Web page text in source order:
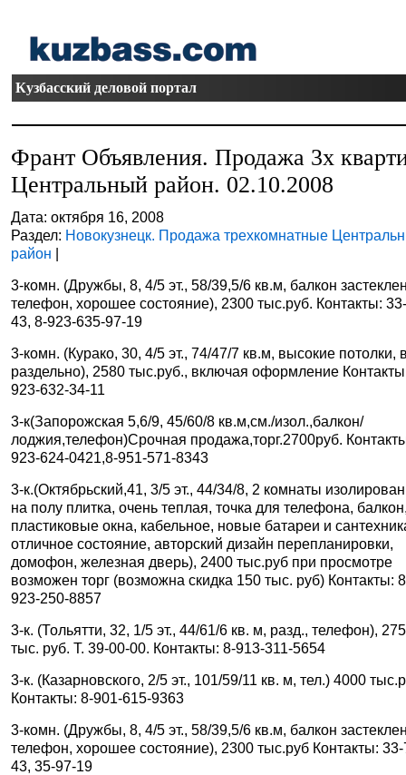
Кузбасский деловой портал
Франт Объявления. Продажа 3х
Центральный район. 02.10.2008
Дата: октября 16, 2008
Раздел: Новокузнецк. Продажа трехкомнатные
район |
3-комн. (Дружбы, 8, 4/5 эт., 58/39,5/6 кв.м, балкон
телефон, хорошее состояние), 2300 тыс.руб. Контакты:
43, 8-923-635-97-19
3-комн. (Курако, 30, 4/5 эт., 74/47/7 кв.м, высокие потолки,
раздельно), 2580 тыс.руб., включая оформление
923-632-34-11
3-к(Запорожская 5,6/9, 45/60/8 кв.м,см./изол.,балкон/
лоджия,телефон)Срочная продажа,торг.2700руб.
923-624-0421,8-951-571-8343
3-к.(Октябрьский,41, 3/5 эт., 44/34/8, 2 комнаты
на полу плитка, очень теплая, точка для телефона,
пластиковые окна, кабельное, новые батареи и
отличное состояние, авторский дизайн перепланировки,
домофон, железная дверь), 2400 тыс.руб при просмотре
возможен торг (возможна скидка 150 тыс. руб) Контакты:
923-250-8857
3-к. (Тольятти, 32, 1/5 эт., 44/61/6 кв. м, разд., телефон),
тыс. руб. Т. 39-00-00. Контакты: 8-913-311-5654
3-к. (Казарновского, 2/5 эт., 101/59/11 кв. м, тел.) 4000
Контакты: 8-901-615-9363
3-комн. (Дружбы, 8, 4/5 эт., 58/39,5/6 кв.м, балкон
телефон, хорошее состояние), 2300 тыс.руб Контакты:
43, 35-97-19